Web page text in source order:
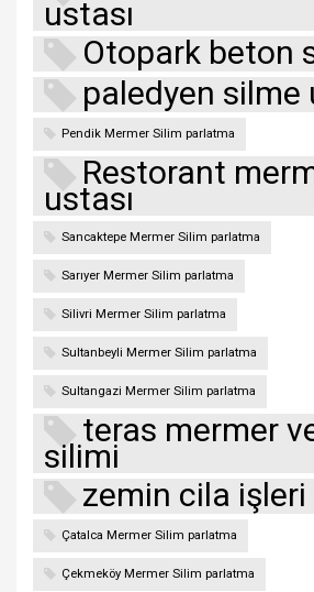
ustası
Otopark beton
paledyen silme
Pendik Mermer Silim parlatma
Restorant
ustası
Sancaktepe Mermer Silim parlatma
Sarıyer Mermer Silim parlatma
Silivri Mermer Silim parlatma
Sultanbeyli Mermer Silim parlatma
Sultangazi Mermer Silim parlatma
teras mermer
silimi
zemin cila işleri
Çatalca Mermer Silim parlatma
Çekmeköy Mermer Silim parlatma